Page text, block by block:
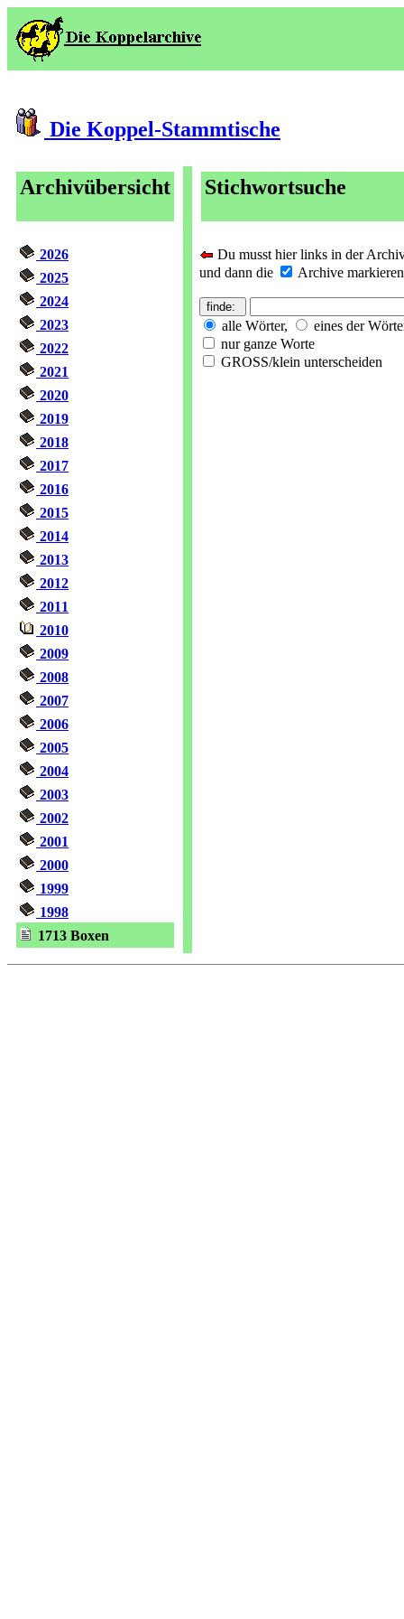
Die Koppel-Stammtische
Archivübersicht
2026
2025
2024
2023
2022
2021
2020
2019
2018
2017
2016
2015
2014
2013
2012
2011
2010
2009
2008
2007
2006
2005
2004
2003
2002
2001
2000
1999
1998
1713 Boxen
Stichwortsuche
Du musst hier links in der
und dann die
Archive
alle Wörter,
eines der
nur ganze Worte
GROSS/klein unterscheiden